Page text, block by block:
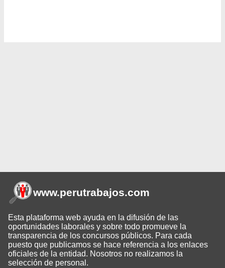
www.perutrabajos.com
Esta plataforma web ayuda en la difusión de las
oportunidades laborales y sobre todo promueve la
transparencia de los concursos públicos. Para cada
puesto que publicamos se hace referencia a los enlaces
oficiales de la entidad. Nosotros no realizamos la
selección de personal.